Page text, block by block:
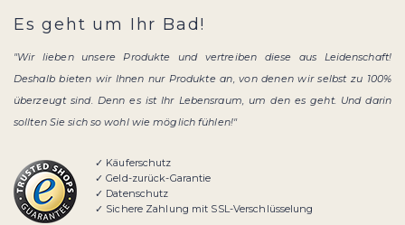
Es geht um Ihr Bad!
"Wir lieben unsere Produkte und vertreiben diese aus Leidenschaft!
Deshalb bieten wir Ihnen nur Produkte an, von denen wir selbst zu 100%
überzeugt sind. Denn es ist Ihr Lebensraum, um den es geht. Und darin
sollten Sie sich so wohl wie möglich fühlen!"
✓ Käuferschutz
✓ Geld-zurück-Garantie
✓ Datenschutz
✓ Sichere Zahlung mit SSL-Verschlüsselung